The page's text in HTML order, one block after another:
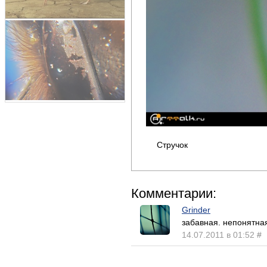
Стручок
Комментарии:
Grinder
забавная.
14.07.2011 в 01:52 #